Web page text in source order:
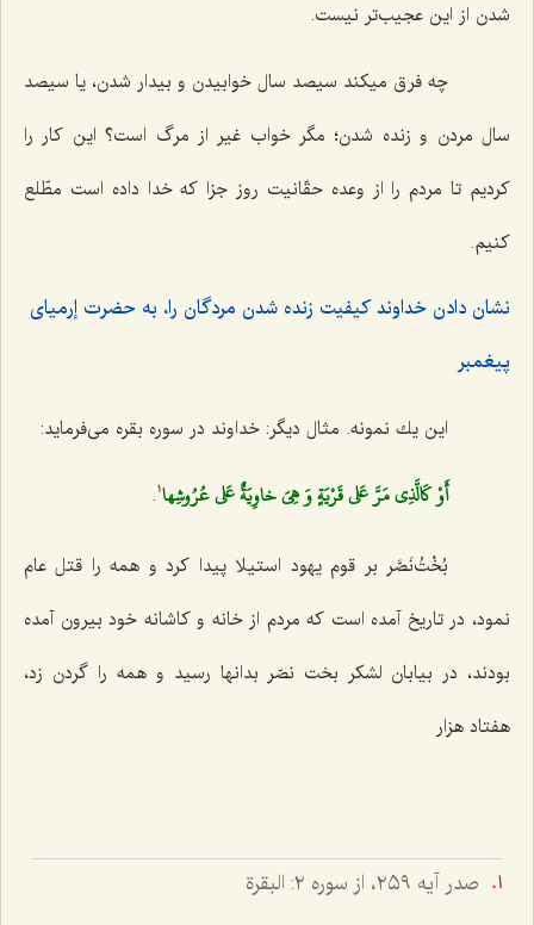
شدن از این عجیب‌تر نیست.
چه فرق میكند سیصد سال خوابیدن و بیدار شدن، یا سیصد
سال مردن و زنده شدن؛ مگر خواب غیر از مرگ است؟ این كار را
كردیم تا مردم را از وعده حقّانیت روز جزا كه خدا داده است مطّلع
كنیم.
نشان دادن خداوند كیفیت زنده شدن مردگان را، به حضرت إرمیاى
پیغمبر
این یك نمونه. مثال دیگر: خداوند در سوره بقره مى‌فرماید:
أَوْ كَالَّذِي مَرَّ عَلى‌ قَرْيَةٍ وَ هِيَ خاوِيَةٌ عَلى‌ عُرُوشِها1
.
بُخْتُ‌نَصَّر بر قوم یهود استیلا پیدا كرد و همه را قتل عام
نمود، در تاریخ آمده است كه مردم از خانه و كاشانه خود بیرون آمده
بودند، در بیابان لشكر بخت نصّر بدانها رسید و همه را گردن زد،
هفتاد هزار
صدر آيه ٢٥٩، از سوره ٢: البقرة